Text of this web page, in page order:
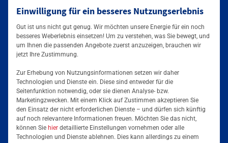
Einwilligung für ein besseres Nutzungserlebnis
Gut ist uns nicht gut genug. Wir möchten unsere Energie für ein noch
besseres Weberlebnis einsetzen! Um zu verstehen, was Sie bewegt, und
um Ihnen die passenden Angebote zuerst anzuzeigen, brauchen wir
jetzt Ihre Zustimmung.
Zur Erhebung von Nutzungsinformationen setzen wir daher
Technologien und Dienste ein. Diese sind entweder für die
Seitenfunktion notwendig, oder sie dienen Analyse- bzw.
Marketingzwecken. Mit einem Klick auf Zustimmen akzeptieren Sie
den Einsatz der nicht erforderlichen Dienste – und dürfen sich künftig
auf noch relevantere Informationen freuen. Möchten Sie das nicht,
können Sie hier detaillierte Einstellungen vornehmen oder alle
Technologien und Dienste ablehnen. Dies kann allerdings zu einem
Mainova App
Tarife & Angebote
Strom für Zuhause
Erdgas für Zuhause
Services & Informationen